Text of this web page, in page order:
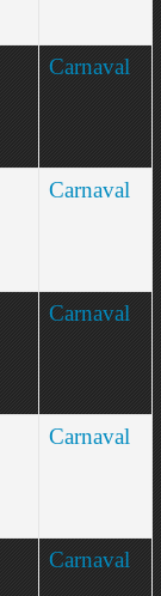
Carnaval
Carnaval
Carnaval
Carnaval
Carnaval